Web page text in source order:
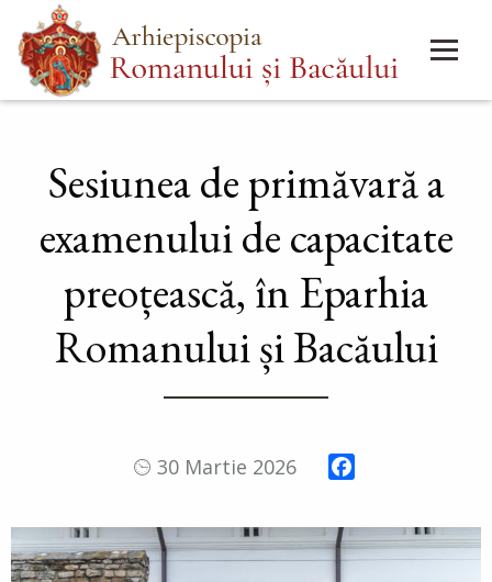
Mergi
la
conţinutul
Main
menu
Sesiunea de primăvară a
examenului de capacitate
preoțească, în Eparhia
Romanului și Bacăului
30 Martie 2026